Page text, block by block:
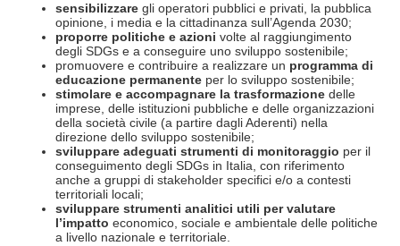
sensibilizzare gli operatori pubblici e privati, la pubblica
opinione, i media e la cittadinanza sull’Agenda 2030;
proporre politiche e azioni volte al raggiungimento
degli SDGs e a conseguire uno sviluppo sostenibile;
promuovere e contribuire a realizzare un programma di
educazione permanente per lo sviluppo sostenibile;
stimolare e accompagnare la trasformazione delle
imprese, delle istituzioni pubbliche e delle organizzazioni
della società civile (a partire dagli Aderenti) nella
direzione dello sviluppo sostenibile;
sviluppare adeguati strumenti di monitoraggio per il
conseguimento degli SDGs in Italia, con riferimento
anche a gruppi di stakeholder specifici e/o a contesti
territoriali locali;
sviluppare strumenti analitici utili per valutare
l’impatto economico, sociale e ambientale delle politiche
a livello nazionale e territoriale.